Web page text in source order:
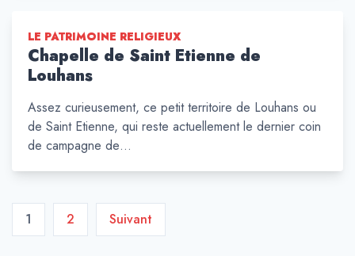
LE PATRIMOINE RELIGIEUX
Chapelle de Saint Etienne de
Louhans
Assez curieusement, ce petit territoire de Louhans ou
de Saint Etienne, qui reste actuellement le dernier coin
de campagne de…
Pagination
des
1 2 Suivant